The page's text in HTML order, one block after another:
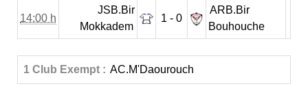
14:00 h
JSB.Bir
Mokkadem
1 - 0
ARB.Bir
Bouhouche
1 Club Exempt : AC.M'Daourouch